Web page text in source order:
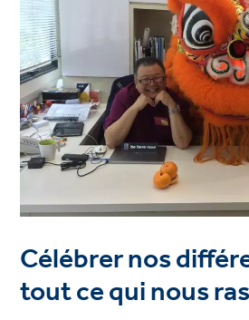
Célébrer nos
tout ce qui nous